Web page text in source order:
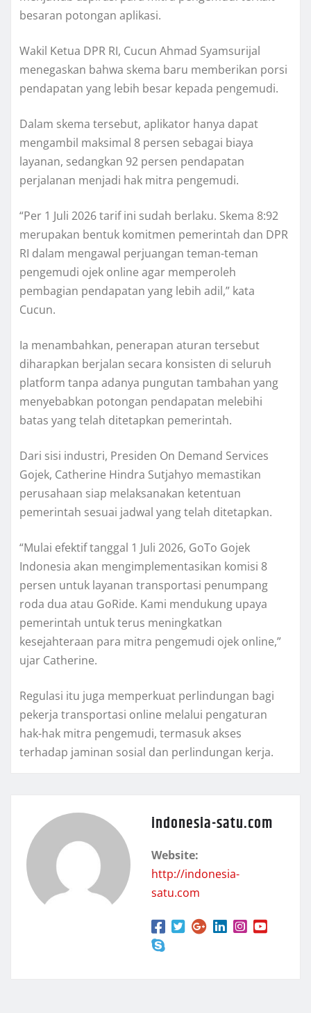
besaran potongan aplikasi.
Wakil Ketua DPR RI, Cucun Ahmad Syamsurijal
menegaskan bahwa skema baru memberikan porsi
pendapatan yang lebih besar kepada pengemudi.
Dalam skema tersebut, aplikator hanya dapat
mengambil maksimal 8 persen sebagai biaya
layanan, sedangkan 92 persen pendapatan
perjalanan menjadi hak mitra pengemudi.
“Per 1 Juli 2026 tarif ini sudah berlaku. Skema 8:92
merupakan bentuk komitmen pemerintah dan DPR
RI dalam mengawal perjuangan teman-teman
pengemudi ojek online agar memperoleh
pembagian pendapatan yang lebih adil,” kata
Cucun.
Ia menambahkan, penerapan aturan tersebut
diharapkan berjalan secara konsisten di seluruh
platform tanpa adanya pungutan tambahan yang
menyebabkan potongan pendapatan melebihi
batas yang telah ditetapkan pemerintah.
Dari sisi industri, Presiden On Demand Services
Gojek, Catherine Hindra Sutjahyo memastikan
perusahaan siap melaksanakan ketentuan
pemerintah sesuai jadwal yang telah ditetapkan.
“Mulai efektif tanggal 1 Juli 2026, GoTo Gojek
Indonesia akan mengimplementasikan komisi 8
persen untuk layanan transportasi penumpang
roda dua atau GoRide. Kami mendukung upaya
pemerintah untuk terus meningkatkan
kesejahteraan para mitra pengemudi ojek online,”
ujar Catherine.
Regulasi itu juga memperkuat perlindungan bagi
pekerja transportasi online melalui pengaturan
hak-hak mitra pengemudi, termasuk akses
terhadap jaminan sosial dan perlindungan kerja.
indonesia-satu.com
Website:
http://indonesia-
satu.com